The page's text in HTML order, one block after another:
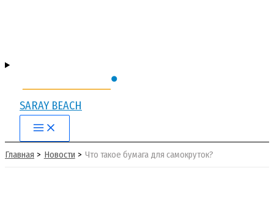
SARAY BEACH
Main
Menu
Главная Новости Что такое бумага для самокруток?